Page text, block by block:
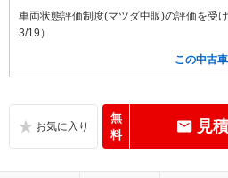
車両状態評価制度(マツダ中販)の評価を受
3/19）
この中古
無
料
見